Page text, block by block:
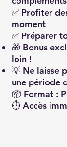
✅ Profiter
moment
✅ Préparer
🎁 Bonus
loin !
💡 Ne laisse
une période
📦 Format :
⏱️ Accès